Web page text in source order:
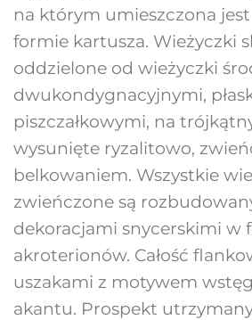
na którym umieszczona
formie kartusza. Wieżyczki
oddzielone od wieżyczki
dwukondygnacyjnymi,
piszczałkowymi, na
wysunięte ryzalitowo,
belkowaniem. Wszystkie
zwieńczone są
dekoracjami snycerskimi w
akroterionów. Całość
uszakami z motywem
akantu. Prospekt